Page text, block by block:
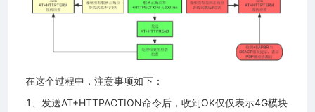
在这个过程中，注意事项如下：
1、发送AT+HTTPACTION命令后，收到OK仅仅表示4G模块